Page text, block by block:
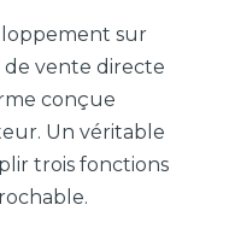
sur
vente directe
conçue
Un véritable
trois fonctions